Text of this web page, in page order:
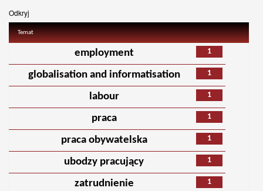
Odkryj
Temat
1
employment
1
globalisation and informatisation
1
labour
1
praca
1
praca obywatelska
1
ubodzy pracujący
1
zatrudnienie